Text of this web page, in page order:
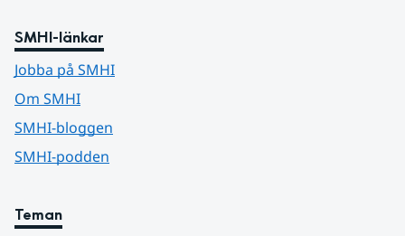
SMHI-länkar
Jobba på SMHI
Om SMHI
SMHI-bloggen
SMHI-podden
Teman